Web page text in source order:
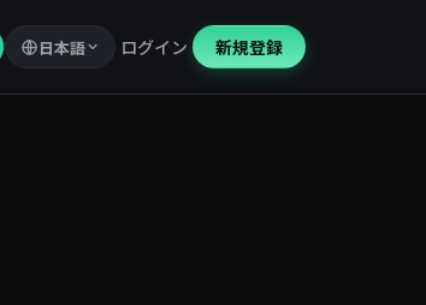
日本語 ログイン 新規登録